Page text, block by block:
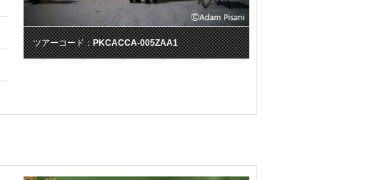
ツアーコード：PKCACCA-005ZAA1